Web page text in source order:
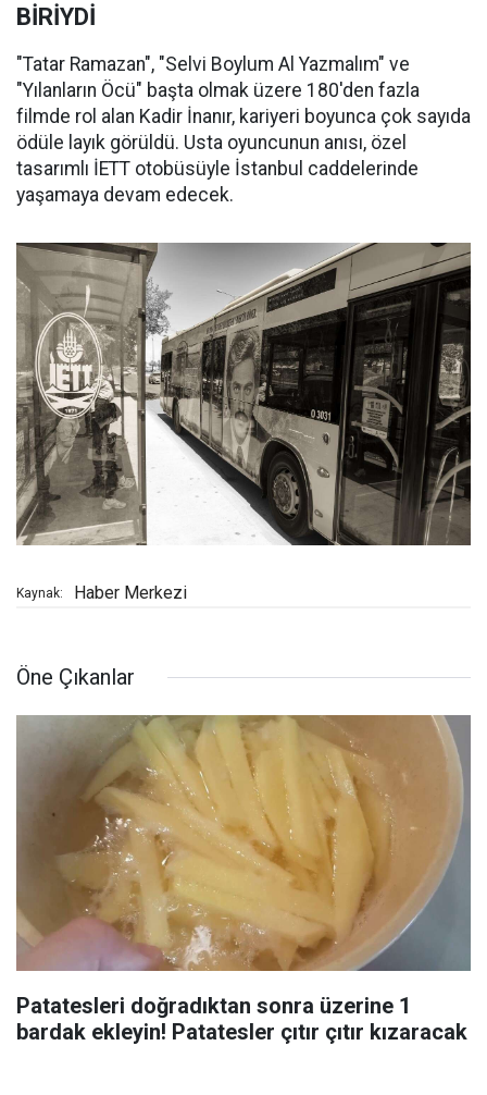
BİRİYDİ
"Tatar Ramazan", "Selvi Boylum Al Yazmalım" ve
"Yılanların Öcü" başta olmak üzere 180'den fazla
filmde rol alan Kadir İnanır, kariyeri boyunca çok sayıda
ödüle layık görüldü. Usta oyuncunun anısı, özel
tasarımlı İETT otobüsüyle İstanbul caddelerinde
yaşamaya devam edecek.
Kaynak: Haber Merkezi
Öne Çıkanlar
Patatesleri doğradıktan sonra üzerine 1
bardak ekleyin! Patatesler çıtır çıtır kızaracak